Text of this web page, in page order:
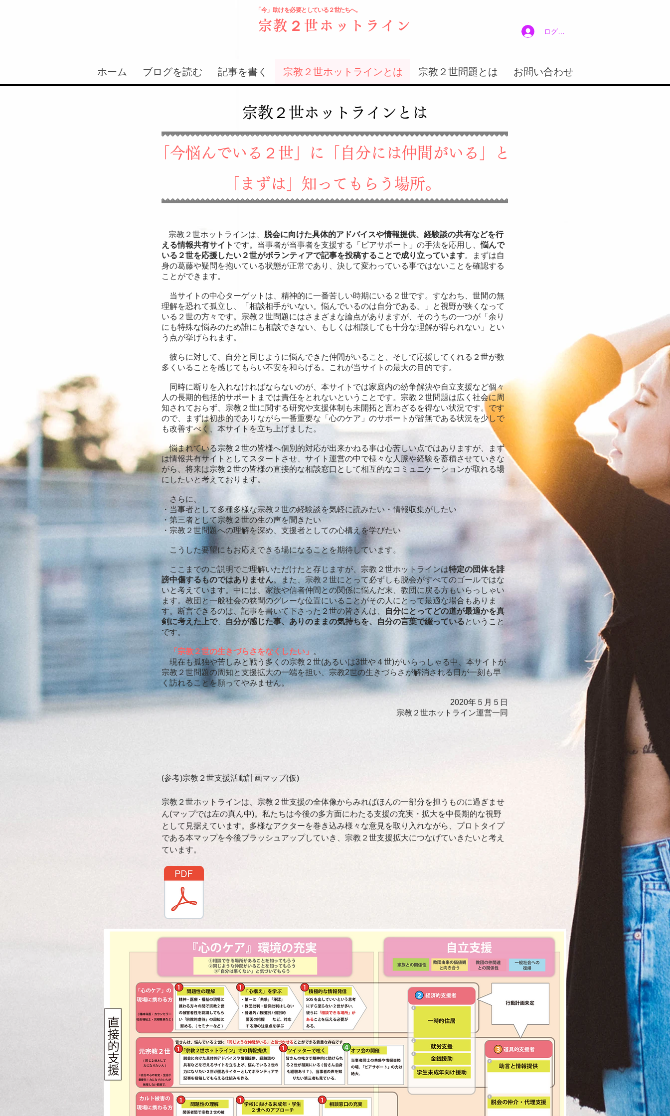
宗教２世ホットライン
「今」助けを必要と している２世たちへ。
ログイン
ホーム ブログを読む 記事を書く 宗教２世ホットラインとは 宗教２世問題とは お問い合わせ
​宗教２世ホットラインとは
「今悩んでいる２世」に「自分には仲間がいる」と
「まずは」知ってもらう場所。
宗教２世ホットラインは、 脱会に向けた具体的アドバイスや情報提供、経験談の共有などを行
える情報共有サイト です。当事者が当事者を支援する「ピアサポート」の手法を応用し、悩んで
いる２世を応援したい２世がボランティアで記事を投稿することで成り立っています。まずは自
身の葛藤や疑問を抱いている状態が正常であり、決して変わっている事ではないことを確認する
ことができます。
当サイトの中心ターゲットは、精神的に一番苦しい時期にいる２世です。すなわち、世間の無
理解を恐れて孤立し、「相談相手がいない。悩んでいるのは自分である。」と視野が狭くなって
いる２世の方々です。宗教２世問題にはさまざまな論点がありますが、そのうちの一つが「余り
にも特殊な悩みのため誰にも相談できない、もしくは相談しても十分な理解が得られない」とい
う点が挙げられます。
彼らに対して、自分と同じように悩んできた仲間がいること、そして応援してくれる２世が数
多くいることを感じてもらい不安を和らげる。これが当サイトの最大の目的です。
同時に断りを入れなければならないのが、本サイトでは家庭内の紛争解決や自立支援など個々
人の長期的包括的サポートまでは責任をとれないということです。宗教２世問題は広く社会に周
知されておらず、宗教２世に関する研究や支援体制も未開拓と言わざるを得ない状況です。です
ので、まずは初歩的でありながら一番重要な「心のケア」のサポートが皆無である状況を少しで
も改善すべく、本サイトを立ち上げました。
悩まれている宗教２世の皆様へ個別的対応が出来かねる事は心苦しい点ではありますが、まず
は情報共有サイトとしてスタートさせ、サイト運営の中で様々な人脈や経験を蓄積させていきな
がら、将来は宗教２世の皆様の直接的な相談窓口として相互的なコミュニケーションが取れる場
にしたいと考えております。
さらに、
・当事者として多種多様な宗教２世の経験談を気軽に読みたい・情報収集がしたい
・第三者として宗教２世の生の声を聞きたい
・宗教２世問題への理解を深め、支援者としての心構えを学びたい
こうした要望にもお応えできる場になることを期待しています。
ここまでのご説明でご理解いただけたと存じますが、宗教２世ホットラインは特定の団体を誹
謗中傷するものではありません。また、宗教２世にとって必ずしも 脱会がすべてのゴールではな
いと考えています。中には、家族や信者仲間との関係に悩んだ末、教団に戻る方もいらっしゃい
ます。教団と一般社会の狭間のグレーな位置にいることがその人にとって最適な場合もありま
す。
断言できるのは、記事を書いて下さった２世の皆さんは、
自分にとってどの道が最適かを真
剣に考えた上で、 自分が感じた事、ありのままの気持ちを、自分の言葉で綴っているということ
です。
「宗教２世の生きづらさをなくしたい」
。
現在も孤独や苦しみと戦う多くの宗教２世(あるいは3世や４世)がいらっしゃる中、本サイトが
宗教２世問題の周知と支援拡大の一端を担い、宗教2世の生きづらさが解消される日が一刻も早
く訪れることを願ってやみません。
2020年５月５日
​宗教２世ホットライン運営一同
(参考)宗教２世支援活動計画マップ(仮)
宗教２世ホットラインは、宗教２世支援の全体像からみればほんの一部分を担うものに過ぎませ
ん(マップでは左の真ん中)。私たちは今後の多方面にわたる支援の充実・拡大を中長期的な視野
として見据えています。多様なアクターを巻き込み様々な意見を取り入れながら、プロトタイプ
である本マップを今後ブラッシュアップしていき、宗教２世支援拡大につなげていきたいと考え
ています。